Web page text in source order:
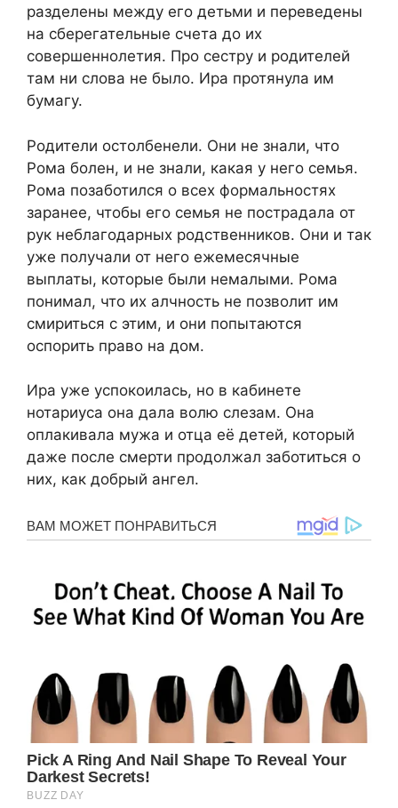
разделены между его детьми и переведены
на сберегательные счета до их
совершеннолетия. Про сестру и родителей
там ни слова не было. Ира протянула им
бумагу.
Родители остолбенели. Они не знали, что
Рома болен, и не знали, какая у него семья.
Рома позаботился о всех формальностях
заранее, чтобы его семья не пострадала от
рук неблагодарных родственников. Они и так
уже получали от него ежемесячные
выплаты, которые были немалыми. Рома
понимал, что их алчность не позволит им
смириться с этим, и они попытаются
оспорить право на дом.
Ира уже успокоилась, но в кабинете
нотариуса она дала волю слезам. Она
оплакивала мужа и отца её детей, который
даже после смерти продолжал заботиться о
них, как добрый ангел.